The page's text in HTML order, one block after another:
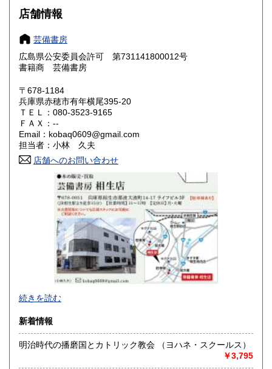
奈良県 185円 和歌山県
岡山県 185円
山口県 185円
香川県 185円
185円
185円 長崎県
185円 大分県
185円 鹿児島県
店舗情報
芸備書房
広島県公安委員会許可 第731141800012号
書籍商 芸備書房
〒678-1184
兵庫県赤穂市有年横尾395-20
ＴＥＬ：080-3523-9165
ＦＡＸ：--
Email：kobaq0609@gmail.com
担当者：小林 久夫
店舗へのお問い合わせ
続きを読む
新着情報
明治時代の播磨国とカトリック教会 （ヨハネ・スクールス）
￥3,795